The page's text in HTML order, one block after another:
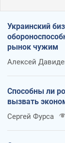
Украинский
рынок чужим
Алексей
Способны ли
вызвать
Сергей Фурса